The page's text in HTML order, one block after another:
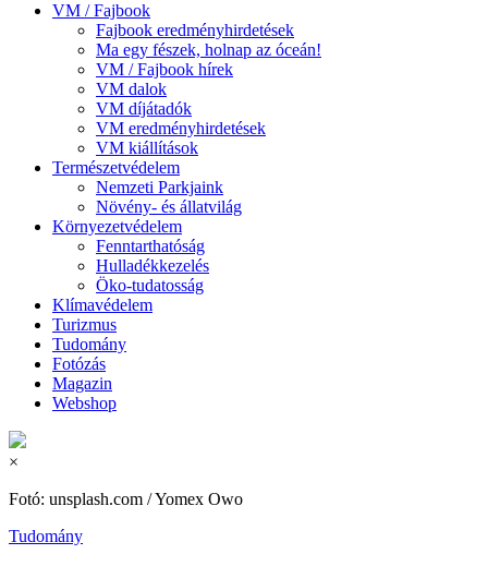
VM / Fajbook
Fajbook eredményhirdetések
Ma egy fészek, holnap az óceán!
VM / Fajbook hírek
VM dalok
VM díjátadók
VM eredményhirdetések
VM kiállítások
Természetvédelem
Nemzeti Parkjaink
Növény- és állatvilág
Környezetvédelem
Fenntarthatóság
Hulladékkezelés
Öko-tudatosság
Klímavédelem
Turizmus
Tudomány
Fotózás
Magazin
Webshop
×
Fotó: unsplash.com / Yomex Owo
Tudomány